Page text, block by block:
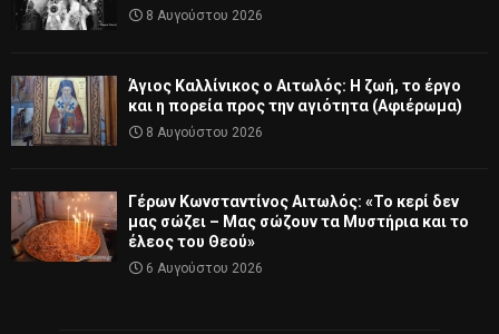
8 Αυγούστου 2026
Άγιος Καλλίνικος ο Αιτωλός: Η ζωή, το έργο
και η πορεία προς την αγιότητα (Αφιέρωμα)
8 Αυγούστου 2026
Γέρων Κωνσταντίνος Αιτωλός: «Το κερί δεν
μας σώζει – Μας σώζουν τα Μυστήρια και το
έλεος του Θεού»
6 Αυγούστου 2026